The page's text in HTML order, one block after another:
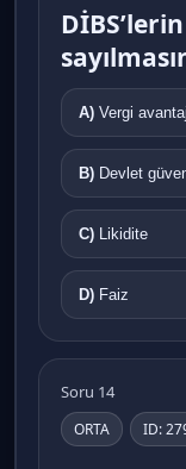
A) Vergi
B) Devlet
C) Likidite
D) Faiz
Soru 14
ORTA ID: